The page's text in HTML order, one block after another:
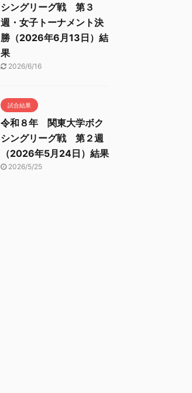
シングリーグ戦 第３
週・女子トーナメント決
勝（2026年6月13日）結
果
2026/6/16
試合結果
令和８年 関東大学ボク
シングリーグ戦 第２週
（2026年5月24日）結果
2026/5/25